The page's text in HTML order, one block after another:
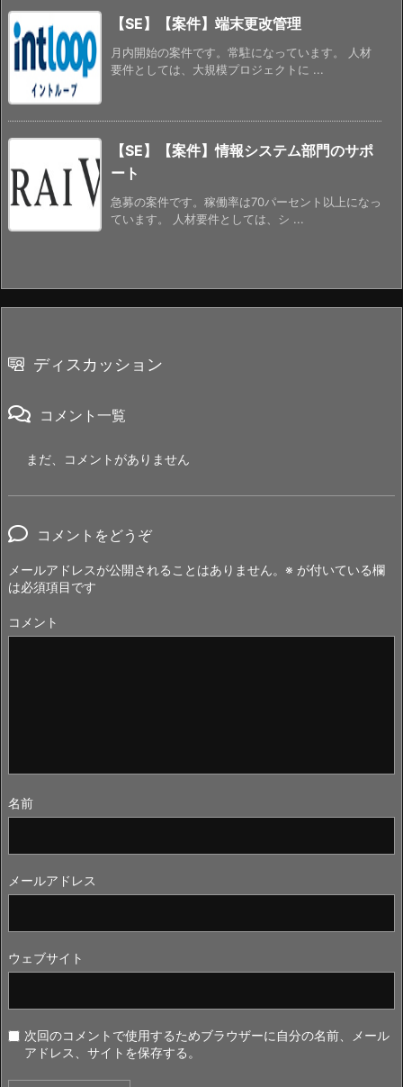
【SE】【案件】端末更改管理
月内開始の案件です。常駐になっています。 人材
要件としては、大規模プロジェクトに ...
【SE】【案件】情報システム部門のサポ
ート
急募の案件です。稼働率は70パーセント以上になっ
ています。 人材要件としては、シ ...
ディスカッション
コメント一覧
まだ、コメントがありません
コメントをどうぞ
メールアドレスが公開されることはありません。 ※ が付いている欄
は必須項目です
コメント
名前
メールアドレス
ウェブサイト
次回のコメントで使用するためブラウザーに自分の名前、メール
アドレス、サイトを保存する。